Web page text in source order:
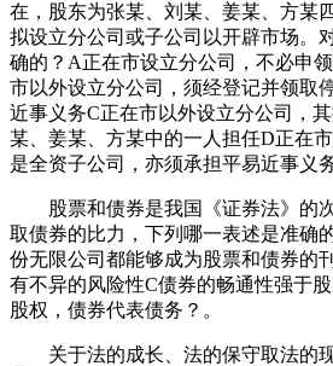
在，股东为张某、刘某、姜某、方某
拟设立分公司或子公司以开辟市场。
确的？A正在市设立分公司，不必申
市以外设立分公司，须经登记并领取
近事义务C正在市以外设立分公司，
某、姜某、方某中的一人担任D正在
是全资子公司，亦须承担平易近事义
股票和债券是我国《证券法》的
取债券的比力，下列哪一表述是准确
份无限公司都能够成为股票和债券的
有不异的风险性C债券的畅通性强于
股权，债券代表债务？。
关于法的成长、法的保守取法的